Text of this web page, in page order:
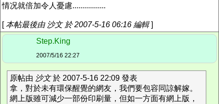
情况就倍加令人憂慮.................
[本帖最後由 沙文 於 2007-5-16 06:16 編輯]
Step.King
2007/5/16 22:27
原帖由 沙文於 2007-5-16 22:09 發表
拿，對於未有環保醒覺的網友，我們要包容同諒解嫁。
網上版雖可減少一部份印刷量，但如一方面有網上版，